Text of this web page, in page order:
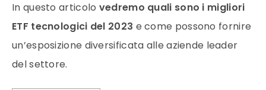
In questo articolo vedremo quali sono i migliori
ETF tecnologici del 2023 e come possono fornire
un’esposizione diversificata alle aziende leader
del settore.